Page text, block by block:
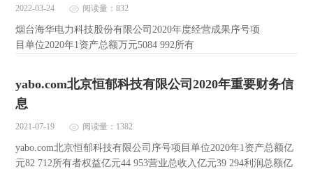
2022-03-24 阅读量：832
烟台海华电力科技股份有限公司2020年度经营成果序号项
目单位2020年1资产总额万元5084 992所有
yabo.com北京恒郁科技有限公司2020年重要财务信
息
2021-07-19 阅读量：1382
yabo.com北京恒郁科技有限公司序号项目单位2020年1资产总额亿
元82 712所有者权益亿元44 953营业总收入亿元39 294利润总额亿